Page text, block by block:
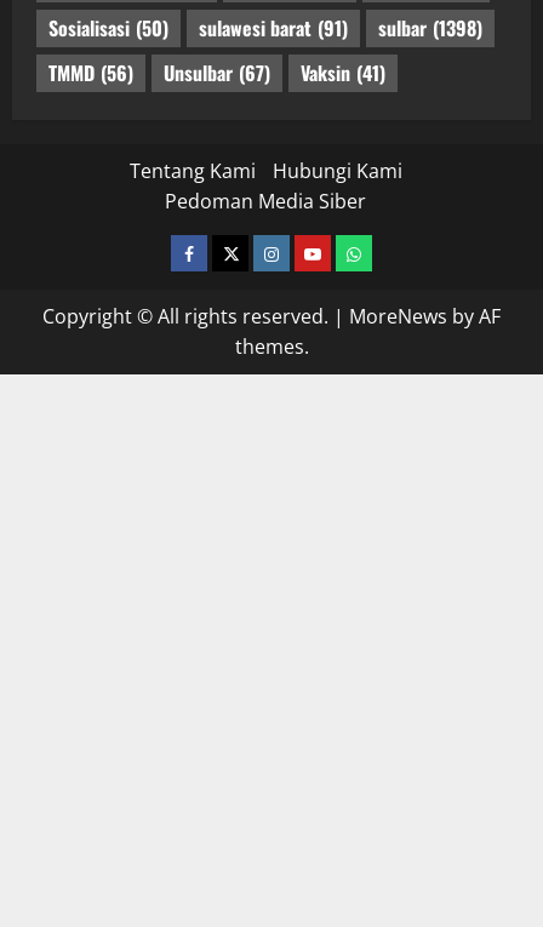
Sosialisasi (50) sulawesi barat (91) sulbar (1398)
TMMD (56) Unsulbar (67) Vaksin (41)
Tentang Kami
Hubungi Kami
Pedoman Media Siber
facebooktwitterinstagram.com
youtubewhatsapp
Copyright © All rights reserved. | MoreNews by AF
themes.